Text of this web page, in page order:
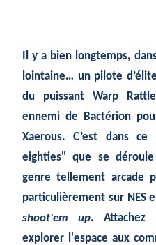
Il y a bien longtemps,
lointaine… un pilote
du puissant Warp
ennemi de Bactérion
Xaerous. C’est dans
eighties" que se
genre tellement arcade
particulièrement sur NES
shoot'em up. Attachez
explorer l'espace aux